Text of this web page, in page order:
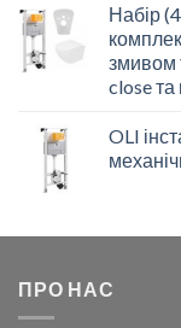
Набір
змивом
close
OLI
ПРО НАС